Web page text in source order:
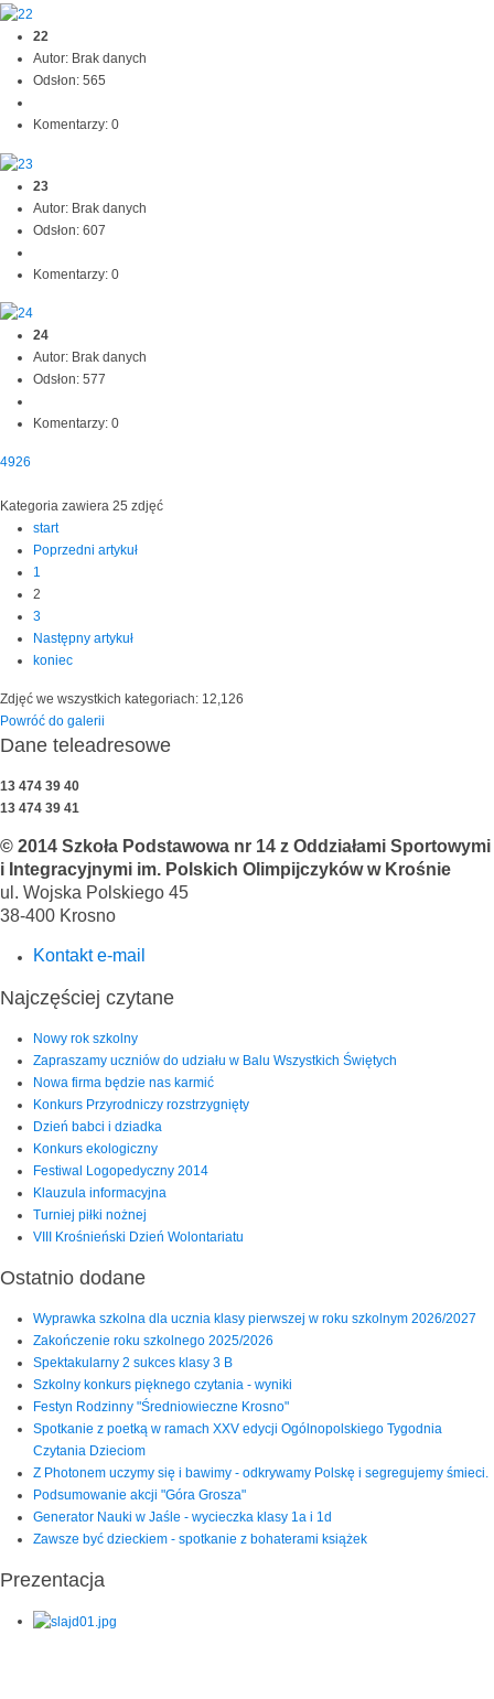
22
Autor: Brak danych
Odsłon: 565
Komentarzy: 0
23
Autor: Brak danych
Odsłon: 607
Komentarzy: 0
24
Autor: Brak danych
Odsłon: 577
Komentarzy: 0
4926
Kategoria zawiera 25 zdjęć
start
Poprzedni artykuł
1
2
3
Następny artykuł
koniec
Zdjęć we wszystkich kategoriach: 12,126
Powróć do galerii
Dane teleadresowe
13 474 39 40
13 474 39 41
© 2014 Szkoła Podstawowa nr 14 z Oddziałami Sportowymi
i Integracyjnymi im. Polskich Olimpijczyków w Krośnie
ul. Wojska Polskiego 45
38-400 Krosno
Kontakt e-mail
Najczęściej czytane
Nowy rok szkolny
Zapraszamy uczniów do udziału w Balu Wszystkich Świętych
Nowa firma będzie nas karmić
Konkurs Przyrodniczy rozstrzygnięty
Dzień babci i dziadka
Konkurs ekologiczny
Festiwal Logopedyczny 2014
Klauzula informacyjna
Turniej piłki nożnej
VIII Krośnieński Dzień Wolontariatu
Ostatnio dodane
Wyprawka szkolna dla ucznia klasy pierwszej w roku szkolnym 2026/2027
Zakończenie roku szkolnego 2025/2026
Spektakularny 2 sukces klasy 3 B
Szkolny konkurs pięknego czytania - wyniki
Festyn Rodzinny "Średniowieczne Krosno"
Spotkanie z poetką w ramach XXV edycji Ogólnopolskiego Tygodnia
Czytania Dzieciom
Z Photonem uczymy się i bawimy - odkrywamy Polskę i segregujemy śmieci.
Podsumowanie akcji "Góra Grosza"
Generator Nauki w Jaśle - wycieczka klasy 1a i 1d
Zawsze być dzieckiem - spotkanie z bohaterami książek
Prezentacja